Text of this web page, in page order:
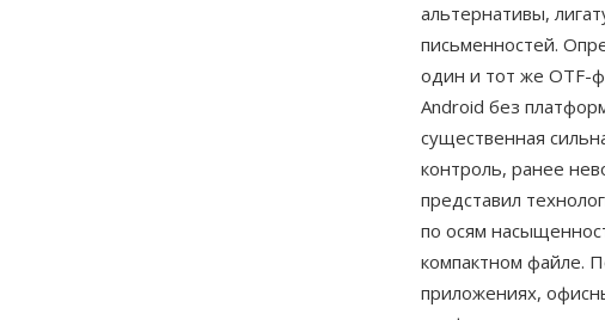
альтернативы,
письменностей.
один и тот же OTF-
Android без
существенная
контроль, ранее
представил
по осям
компактном файле.
приложениях,